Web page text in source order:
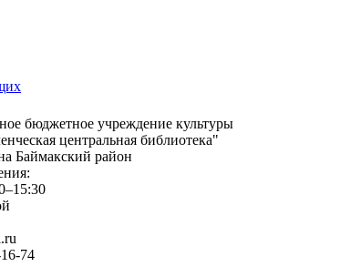
бюджетное учреждение культуры
центральная библиотека"
Баймакский район
74